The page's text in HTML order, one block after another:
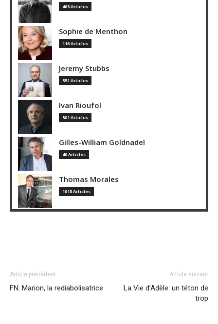
403 Articles
Sophie de Menthon
116 Articles
Jeremy Stubbs
351 Articles
Ivan Rioufol
301 Articles
Gilles-William Goldnadel
40 Articles
Thomas Morales
1018 Articles
Article précédent
FN: Marion, la rediabolisatrice
Article suivant
La Vie d’Adèle: un téton de
trop